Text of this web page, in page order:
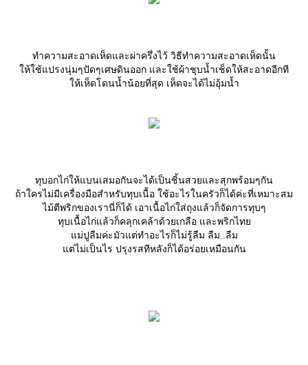
ทำความสะอาดเห็ดและผ่าครึ่งไว้ วิธีทำความสะอาดเห็ดนั้น
ห้ใช้แปรงนุ่มๆปัดๆเศษดินออก และใช้ผ้าชุบน้ำเช็ดให้สะอาดอีกที
ห้เห็ดโดนน้ำน้อยที่สุด เห็ดจะได้ไม่อุ้มน้ำ
ทุบอกไก่ให้แบนเสมอกันจะได้เป็นชิ้นสวยและสุกพร้อมๆกัน
ถ้าใครไม่มีเครื่องมือสำหรับทุบเนื้อ ใช้อะไรในครัวก็ได้ค่ะที่เหมาะสม
ไม้ตีพริกของเรานี่ก็ได้ เอาเนื้อไก่ใส่ถุงแล้วก็จัดการทุบๆ
ทุบเนื้อไก่แล้วก็คลุกเคล้าด้วยเกลือ และพริกไท
ม่ปูลืมค่ะมัวแต่ทำอะไรก็ไม่รู้ลืม ลืม..ลืม
ต่ไม่เป็นไร ปรุงรสทีหลังก็ได้อร่อยเหมือนกัน